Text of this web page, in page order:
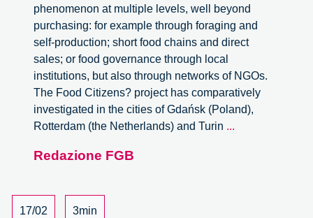
phenomenon at multiple levels, well beyond
purchasing: for example through foraging and
self-production; short food chains and direct
sales; or food governance through local
institutions, but also through networks of NGOs.
The Food Citizens? project has comparatively
investigated in the cities of Gdańsk (Poland),
Rotterdam (the Netherlands) and Turin ...
Redazione FGB
17/02
3min